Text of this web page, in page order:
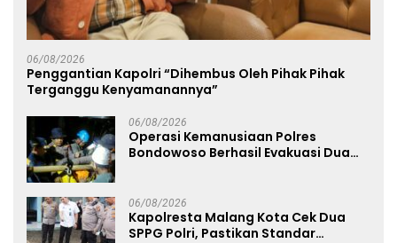
06/08/2026
Penggantian Kapolri “Dihembus Oleh Pihak Pihak
Terganggu Kenyamanannya”
06/08/2026
Operasi Kemanusiaan Polres
Bondowoso Berhasil Evakuasi Dua
06/08/2026
Kapolresta Malang Kota Cek Dua
SPPG Polri, Pastikan Standar